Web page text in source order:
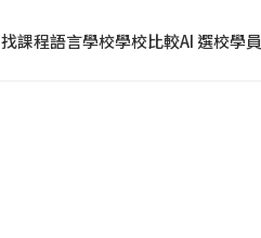
找課程語言學校學校比較AI 選校學